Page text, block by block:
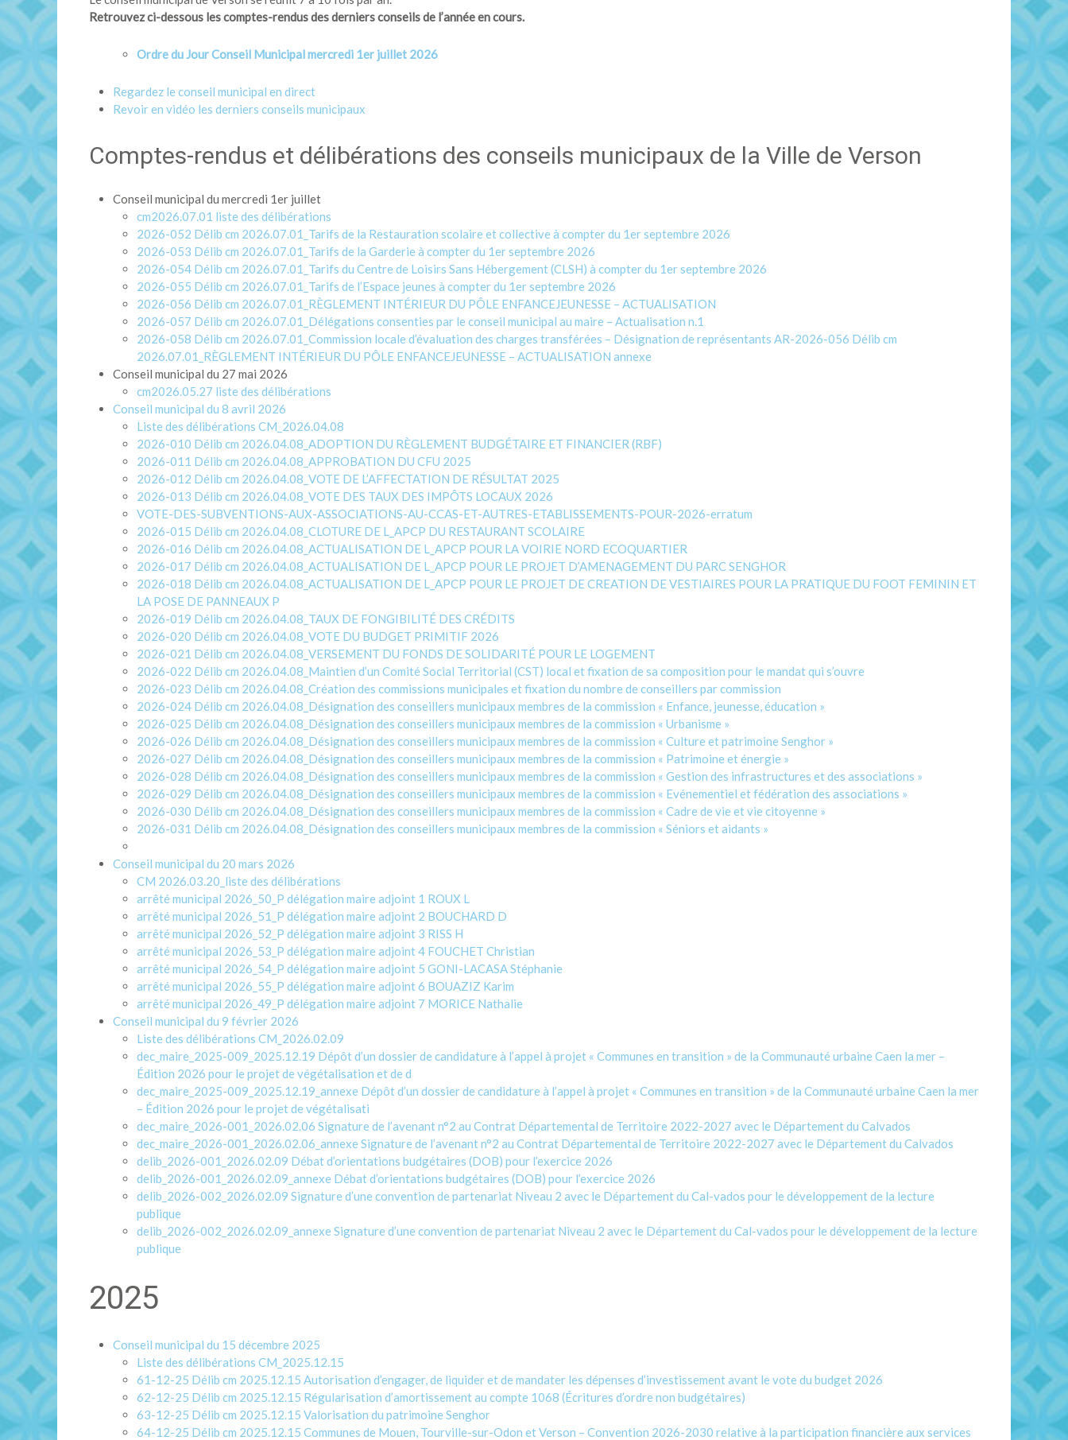
Retrouvez ci-dessous les comptes-rendus des derniers conseils de l’année en cours.
Ordre du Jour Conseil Municipal mercredi 1er juillet 2026
Regardez le conseil municipal en direct
Revoir en vidéo les derniers conseils municipaux
Comptes-rendus et délibérations des conseils municipaux de la Ville de Verson
Conseil municipal du mercredi 1er juillet
cm2026.07.01 liste des délibérations
2026-052 Délib cm 2026.07.01_Tarifs de la Restauration scolaire et collective à compter du 1er septembre 2026
2026-053 Délib cm 2026.07.01_Tarifs de la Garderie à compter du 1er septembre 2026
2026-054 Délib cm 2026.07.01_Tarifs du Centre de Loisirs Sans Hébergement (CLSH) à compter du 1er septembre 2026
2026-055 Délib cm 2026.07.01_Tarifs de l’Espace jeunes à compter du 1er septembre 2026
2026-056 Délib cm 2026.07.01_RÈGLEMENT INTÉRIEUR DU PÔLE ENFANCEJEUNESSE – ACTUALISATION
2026-057 Délib cm 2026.07.01_Délégations consenties par le conseil municipal au maire – Actualisation n.1
2026-058 Délib cm 2026.07.01_Commission locale d’évaluation des charges transférées – Désignation de représentants AR-2026-056 Délib cm
2026.07.01_RÈGLEMENT INTÉRIEUR DU PÔLE ENFANCEJEUNESSE – ACTUALISATION annexe
Conseil municipal du 27 mai 2026
cm2026.05.27 liste des délibérations
Conseil municipal du 8 avril 2026
Liste des délibérations CM_2026.04.08
2026-010 Délib cm 2026.04.08_ADOPTION DU RÈGLEMENT BUDGÉTAIRE ET FINANCIER (RBF)
2026-011 Délib cm 2026.04.08_APPROBATION DU CFU 2025
2026-012 Délib cm 2026.04.08_VOTE DE L’AFFECTATION DE RÉSULTAT 2025
2026-013 Délib cm 2026.04.08_VOTE DES TAUX DES IMPÔTS LOCAUX 2026
VOTE-DES-SUBVENTIONS-AUX-ASSOCIATIONS-AU-CCAS-ET-AUTRES-ETABLISSEMENTS-POUR-2026-erratum
2026-015 Délib cm 2026.04.08_CLOTURE DE L_APCP DU RESTAURANT SCOLAIRE
2026-016 Délib cm 2026.04.08_ACTUALISATION DE L_APCP POUR LA VOIRIE NORD ECOQUARTIER
2026-017 Délib cm 2026.04.08_ACTUALISATION DE L_APCP POUR LE PROJET D’AMENAGEMENT DU PARC SENGHOR
2026-018 Délib cm 2026.04.08_ACTUALISATION DE L_APCP POUR LE PROJET DE CREATION DE VESTIAIRES POUR LA PRATIQUE DU FOOT FEMININ ET
LA POSE DE PANNEAUX P
2026-019 Délib cm 2026.04.08_TAUX DE FONGIBILITÉ DES CRÉDITS
2026-020 Délib cm 2026.04.08_VOTE DU BUDGET PRIMITIF 2026
2026-021 Délib cm 2026.04.08_VERSEMENT DU FONDS DE SOLIDARITÉ POUR LE LOGEMENT
2026-022 Délib cm 2026.04.08_Maintien d’un Comité Social Territorial (CST) local et fixation de sa composition pour le mandat qui s’ouvre
2026-023 Délib cm 2026.04.08_Création des commissions municipales et fixation du nombre de conseillers par commission
2026-024 Délib cm 2026.04.08_Désignation des conseillers municipaux membres de la commission « Enfance, jeunesse, éducation »
2026-025 Délib cm 2026.04.08_Désignation des conseillers municipaux membres de la commission « Urbanisme »
2026-026 Délib cm 2026.04.08_Désignation des conseillers municipaux membres de la commission « Culture et patrimoine Senghor »
2026-027 Délib cm 2026.04.08_Désignation des conseillers municipaux membres de la commission « Patrimoine et énergie »
2026-028 Délib cm 2026.04.08_Désignation des conseillers municipaux membres de la commission « Gestion des infrastructures et des associations »
2026-029 Délib cm 2026.04.08_Désignation des conseillers municipaux membres de la commission « Evénementiel et fédération des associations »
2026-030 Délib cm 2026.04.08_Désignation des conseillers municipaux membres de la commission « Cadre de vie et vie citoyenne »
2026-031 Délib cm 2026.04.08_Désignation des conseillers municipaux membres de la commission « Séniors et aidants »
Conseil municipal du 20 mars 2026
CM 2026.03.20_liste des délibérations
arrêté municipal 2026_50_P délégation maire adjoint 1 ROUX L
arrêté municipal 2026_51_P délégation maire adjoint 2 BOUCHARD D
arrêté municipal 2026_52_P délégation maire adjoint 3 RISS H
arrêté municipal 2026_53_P délégation maire adjoint 4 FOUCHET Christian
arrêté municipal 2026_54_P délégation maire adjoint 5 GONI-LACASA Stéphanie
arrêté municipal 2026_55_P délégation maire adjoint 6 BOUAZIZ Karim
arrêté municipal 2026_49_P délégation maire adjoint 7 MORICE Nathalie
Conseil municipal du 9 février 2026
Liste des délibérations CM_2026.02.09
dec_maire_2025-009_2025.12.19 Dépôt d’un dossier de candidature à l’appel à projet « Communes en transition » de la Communauté urbaine Caen la mer –
Édition 2026 pour le projet de végétalisation et de d
dec_maire_2025-009_2025.12.19_annexe Dépôt d’un dossier de candidature à l’appel à projet « Communes en transition » de la Communauté urbaine Caen la mer
– Édition 2026 pour le projet de végétalisati
dec_maire_2026-001_2026.02.06 Signature de l’avenant n°2 au Contrat Départemental de Territoire 2022-2027 avec le Département du Calvados
dec_maire_2026-001_2026.02.06_annexe Signature de l’avenant n°2 au Contrat Départemental de Territoire 2022-2027 avec le Département du Calvados
delib_2026-001_2026.02.09 Débat d’orientations budgétaires (DOB) pour l’exercice 2026
delib_2026-001_2026.02.09_annexe Débat d’orientations budgétaires (DOB) pour l’exercice 2026
delib_2026-002_2026.02.09 Signature d’une convention de partenariat Niveau 2 avec le Département du Cal-vados pour le développement de la lecture
publique
delib_2026-002_2026.02.09_annexe Signature d’une convention de partenariat Niveau 2 avec le Département du Cal-vados pour le développement de la lecture
publique
2025
Conseil municipal du 15 décembre 2025
Liste des délibérations CM_2025.12.15
61-12-25 Délib cm 2025.12.15 Autorisation d’engager, de liquider et de mandater les dépenses d’investissement avant le vote du budget 2026
62-12-25 Délib cm 2025.12.15 Régularisation d’amortissement au compte 1068 (Écritures d’ordre non budgétaires)
63-12-25 Délib cm 2025.12.15 Valorisation du patrimoine Senghor
64-12-25 Délib cm 2025.12.15 Communes de Mouen, Tourville-sur-Odon et Verson – Convention 2026-2030 relative à la participation financière aux services